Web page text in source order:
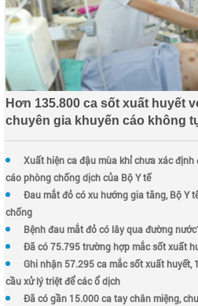
Hơn 135.800 ca sốt xuất huyết
chuyên gia khuyến cáo không
Xuất hiện ca đậu mùa khỉ chưa xác
cáo phòng chống dịch của Bộ Y tế
Đau mắt đỏ có xu hướng gia tăng, Bộ Y
chống
Bệnh đau mắt đỏ có lây qua đường
Đã có 75.795 trường hợp mắc sốt xuất
Ghi nhận 57.295 ca mắc sốt xuất huyết,
cầu xử lý triệt để các ổ dịch
Đã có gần 15.000 ca tay chân miệng,